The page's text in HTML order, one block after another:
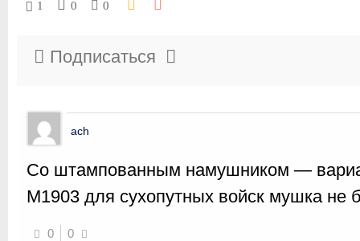
1 0 0
Подписаться
ach
Со штампованным намушником —
М1903 для сухопутных войск мушка
0 0